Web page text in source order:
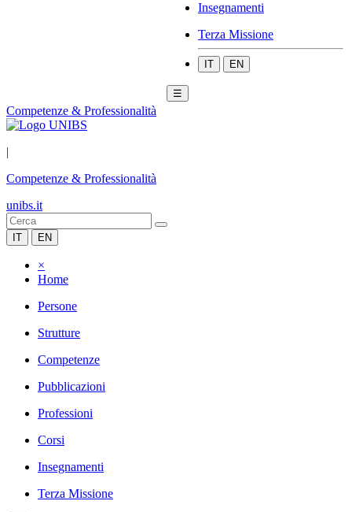
Insegnamenti
Terza Missione
IT EN
☰
Competenze & Professionalità
|
Competenze & Professionalità
unibs.it
IT EN
×
Home
Persone
Strutture
Competenze
Pubblicazioni
Professioni
Corsi
Insegnamenti
Terza Missione